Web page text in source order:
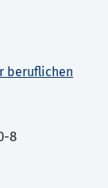
beruflichen
8